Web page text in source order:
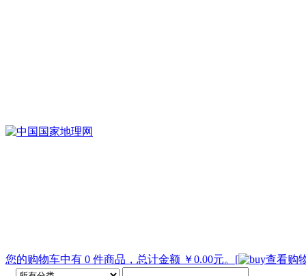
您的购物车中有 0 件商品，总计金额 ￥0.00元。 [
查看购